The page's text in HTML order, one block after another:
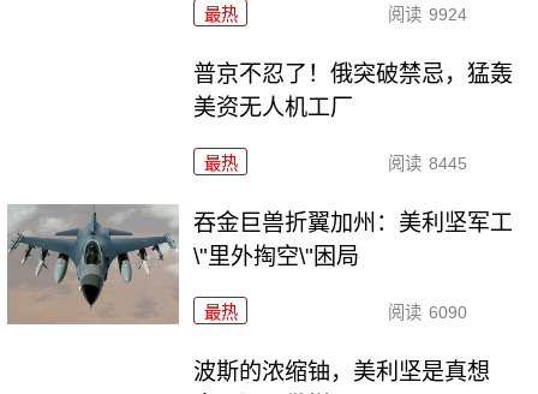
最热 阅读 9924
普京不忍了！俄突破禁忌，猛轰
美资无人机工厂
最热 阅读 8445
吞金巨兽折翼加州：美利坚军工
\"里外掏空\"困局
最热 阅读 6090
波斯的浓缩铀，美利坚是真想